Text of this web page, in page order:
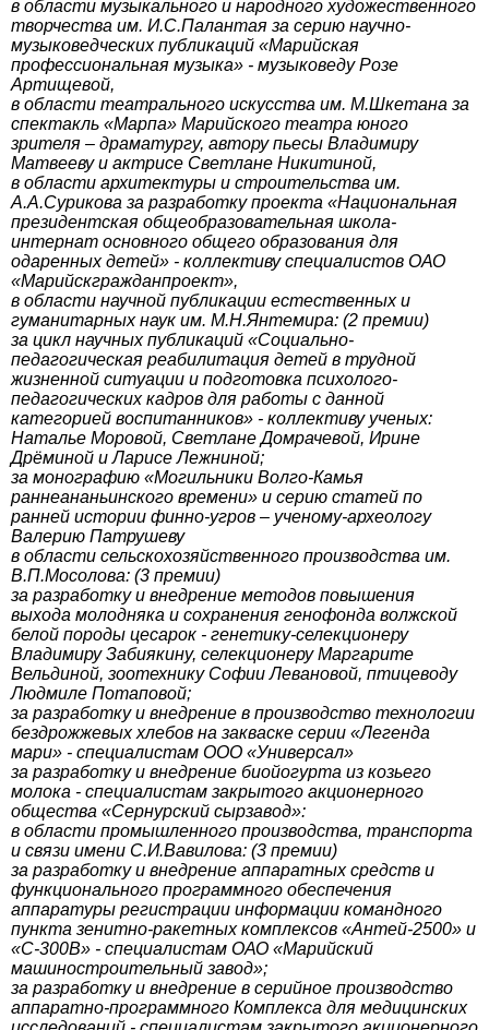
в области музыкального и народного художественного
творчества им. И.С.Палантая за серию научно-
музыковедческих публикаций «Марийская
профессиональная музыка» - музыковеду Розе
Артищевой,
в области театрального искусства им. М.Шкетана за
спектакль «Марпа» Марийского театра юного
зрителя – драматургу, автору пьесы Владимиру
Матвееву и актрисе Светлане Никитиной,
в области архитектуры и строительства им.
А.А.Сурикова за разработку проекта «Национальная
президентская общеобразовательная школа-
интернат основного общего образования для
одаренных детей» - коллективу специалистов ОАО
«Марийскгражданпроект»,
в области научной публикации естественных и
гуманитарных наук им. М.Н.Янтемира: (2 премии)
за цикл научных публикаций «Социально-
педагогическая реабилитация детей в трудной
жизненной ситуации и подготовка психолого-
педагогических кадров для работы с данной
категорией воспитанников» - коллективу ученых:
Наталье Моровой, Светлане Домрачевой, Ирине
Дрёминой и Ларисе Лежниной;
за монографию «Могильники Волго-Камья
раннеананьинского времени» и серию статей по
ранней истории финно-угров – ученому-археологу
Валерию Патрушеву
в области сельскохозяйственного производства им.
В.П.Мосолова: (3 премии)
за разработку и внедрение методов повышения
выхода молодняка и сохранения генофонда волжской
белой породы цесарок - генетику-селекционеру
Владимиру Забиякину, селекционеру Маргарите
Вельдиной, зоотехнику Софии Левановой, птицеводу
Людмиле Потаповой;
за разработку и внедрение в производство технологии
бездрожжевых хлебов на закваске серии «Легенда
мари» - специалистам ООО «Универсал»
за разработку и внедрение биойогурта из козьего
молока - специалистам закрытого акционерного
общества «Сернурский сырзавод»:
в области промышленного производства, транспорта
и связи имени С.И.Вавилова: (3 премии)
за разработку и внедрение аппаратных средств и
функционального программного обеспечения
аппаратуры регистрации информации командного
пункта зенитно-ракетных комплексов «Антей-2500» и
«С-300В» - специалистам ОАО «Марийский
машиностроительный завод»;
за разработку и внедрение в серийное производство
аппаратно-программного Комплекса для медицинских